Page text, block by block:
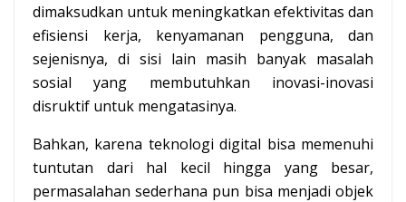
dimaksudkan untuk meningkatkan efektivitas dan
efisiensi kerja, kenyamanan pengguna, dan
sejenisnya, di sisi lain masih banyak masalah
sosial yang membutuhkan inovasi-inovasi
disruktif untuk mengatasinya.
Bahkan, karena teknologi digital bisa memenuhi
tuntutan dari hal kecil hingga yang besar,
permasalahan sederhana pun bisa menjadi objek